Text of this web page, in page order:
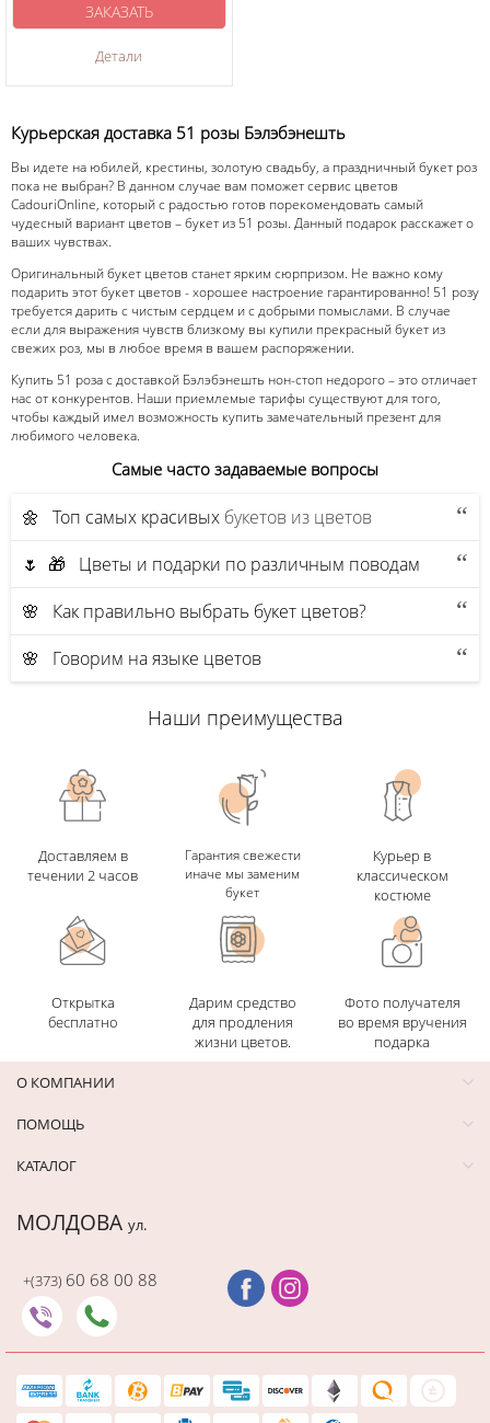
Детали
ЗАКАЗАТЬ
Курьерская доставка 51 розы Бэлэбэнешть
Вы идете на юбилей, крестины, золотую свадьбу, а праздничный букет роз
пока не выбран? В данном случае вам поможет сервис цветов
CadouriOnline, который с радостью готов порекомендовать самый
чудесный вариант цветов – букет из 51 розы. Данный подарок расскажет о
ваших чувствах.
Оригинальный букет цветов станет ярким сюрпризом. Не важно кому
подарить этот букет цветов - хорошее настроение гарантированно! 51 розу
требуется дарить с чистым сердцем и с добрыми помыслами. В случае
если для выражения чувств близкому вы купили прекрасный букет из
свежих роз, мы в любое время в вашем распоряжении.
Купить 51 роза с доставкой Бэлэбэнешть нон-стоп недорого – это отличает
нас от конкурентов. Наши приемлемые тарифы существуют для того,
чтобы каждый имел возможность купить замечательный презент для
любимого человека.
Самые часто задаваемые вопросы
🌼 Топ самых красивых букетов из цветов
🌷 🎁 Цветы и подарки по различным поводам
🌸 Как правильно выбрать букет цветов?
🌸 Говорим на языке цветов
Наши преимущества
Доставляем в
течении 2 часов
Гарантия свежести
иначе мы заменим
букет
Курьер в
классическом
костюме
Открытка
бесплатно
Дарим средство
для продления
жизни цветов.
Фото получателя
во время вручения
подарка
О КОМПАНИИ
ПОМОЩЬ
КАТАЛОГ
МОЛДОВА ул.
+(373) 60 68 00 88